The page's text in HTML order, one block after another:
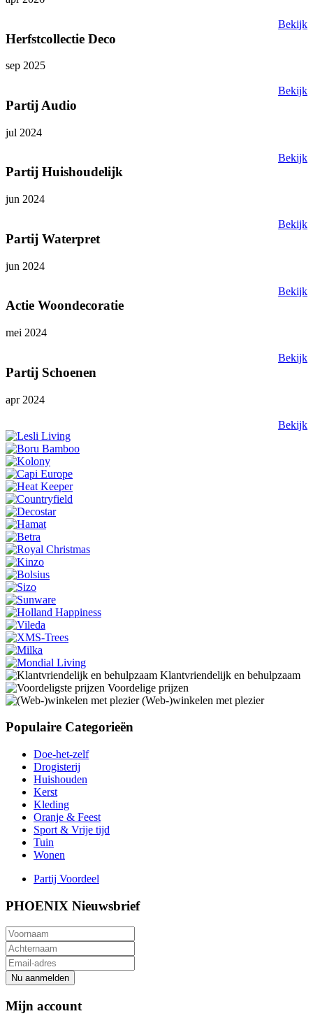
Bekijk
Herfstcollectie Deco
sep 2025
Bekijk
Partij Audio
jul 2024
Bekijk
Partij Huishoudelijk
jun 2024
Bekijk
Partij Waterpret
jun 2024
Bekijk
Actie Woondecoratie
mei 2024
Bekijk
Partij Schoenen
apr 2024
Bekijk
Klantvriendelijk en behulpzaam
Voordelige prijzen
(Web-)winkelen met plezier
Populaire Categorieën
Doe-het-zelf
Drogisterij
Huishouden
Kerst
Kleding
Oranje & Feest
Sport & Vrije tijd
Tuin
Wonen
Partij Voordeel
PHOENIX Nieuwsbrief
Nu aanmelden
Mijn account